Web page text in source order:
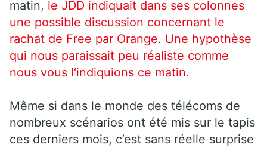
matin, le JDD indiquait dans ses colonnes
une possible discussion concernant le
rachat de Free par Orange. Une hypothèse
qui nous paraissait peu réaliste comme
nous vous l‘indiquions ce matin.
Même si dans le monde des télécoms de
nombreux scénarios ont été mis sur le tapis
ces derniers mois, c’est sans réelle surprise